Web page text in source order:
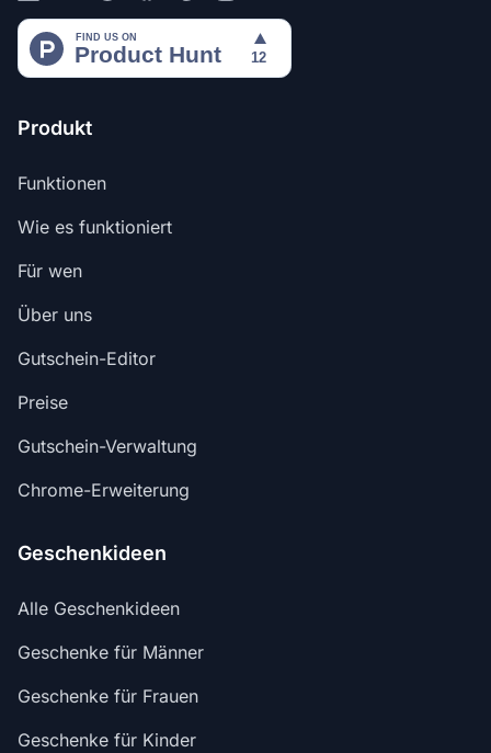
Produkt
Funktionen
Wie es funktioniert
Für wen
Über uns
Gutschein-Editor
Preise
Gutschein-Verwaltung
Chrome-Erweiterung
Geschenkideen
Alle Geschenkideen
Geschenke für Männer
Geschenke für Frauen
Geschenke für Kinder